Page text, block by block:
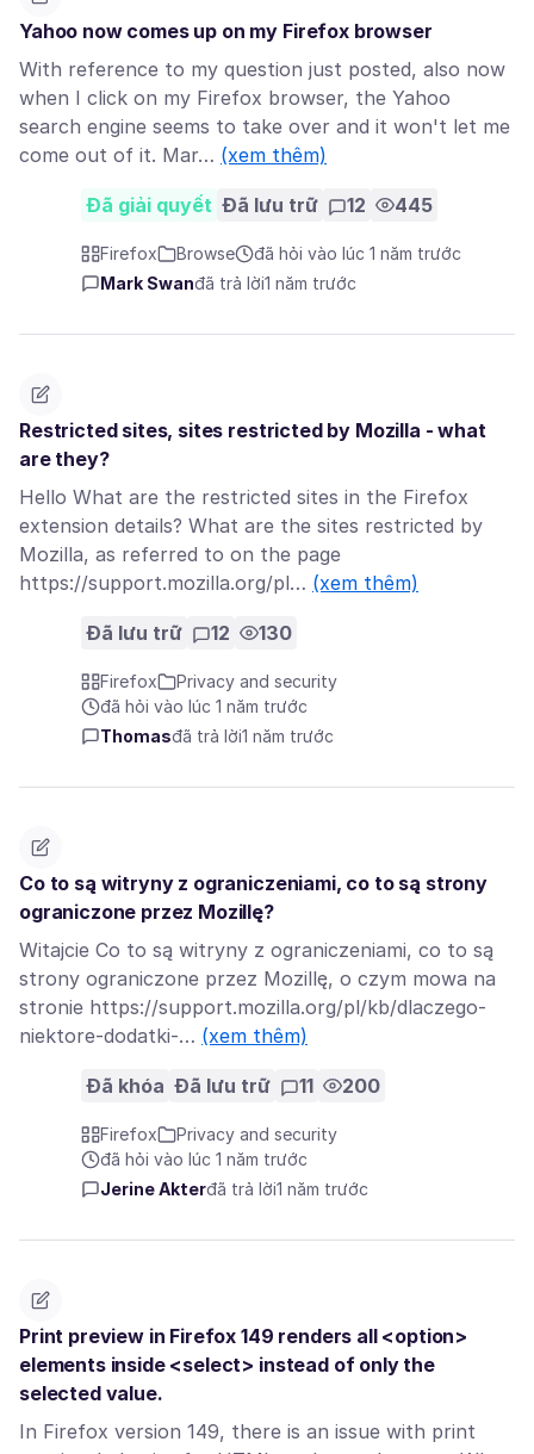
Yahoo now comes up on my Firefox browser
With reference to my question just posted, also now
when I click on my Firefox browser, the Yahoo
search engine seems to take over and it won't let me
come out of it. Mar… (xem thêm)
Đã giải quyết Đã lưu trữ 12 445
Firefox Browse
đã hỏi vào lúc 1 năm trước
Mark Swanđã trả lời1 năm trước
Restricted sites, sites restricted by Mozilla - what
are they?
Hello What are the restricted sites in the Firefox
extension details? What are the sites restricted by
Mozilla, as referred to on the page
https://support.mozilla.org/pl… (xem thêm)
Đã lưu trữ 12 130
Firefox
Privacy and security
đã hỏi vào lúc 1 năm trước
Thomasđã trả lời1 năm trước
Co to są witryny z ograniczeniami, co to są strony
ograniczone przez Mozillę?
Witajcie Co to są witryny z ograniczeniami, co to są
strony ograniczone przez Mozillę, o czym mowa na
stronie https://support.mozilla.org/pl/kb/dlaczego-
niektore-dodatki-… (xem thêm)
Đã khóa Đã lưu trữ 11 200
Firefox
Privacy and security
đã hỏi vào lúc 1 năm trước
Jerine Akterđã trả lời1 năm trước
Print preview in Firefox 149 renders all <option>
elements inside <select> instead of only the
selected value.
In Firefox version 149, there is an issue with print